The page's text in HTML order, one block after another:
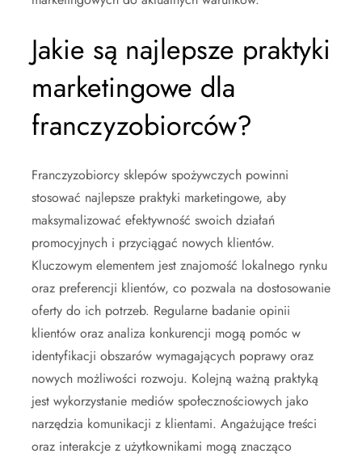
Jakie są najlepsze praktyki
marketingowe dla
franczyzobiorców?
Franczyzobiorcy sklepów spożywczych powinni
stosować najlepsze praktyki marketingowe, aby
maksymalizować efektywność swoich działań
promocyjnych i przyciągać nowych klientów.
Kluczowym elementem jest znajomość lokalnego rynku
oraz preferencji klientów, co pozwala na dostosowanie
oferty do ich potrzeb. Regularne badanie opinii
klientów oraz analiza konkurencji mogą pomóc w
identyfikacji obszarów wymagających poprawy oraz
nowych możliwości rozwoju. Kolejną ważną praktyką
jest wykorzystanie mediów społecznościowych jako
narzędzia komunikacji z klientami. Angażujące treści
oraz interakcje z użytkownikami mogą znacząco